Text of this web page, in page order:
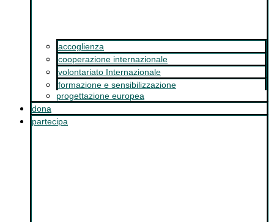
accoglienza
cooperazione internazionale
volontariato Internazionale
formazione e sensibilizzazione
progettazione europea
dona
partecipa